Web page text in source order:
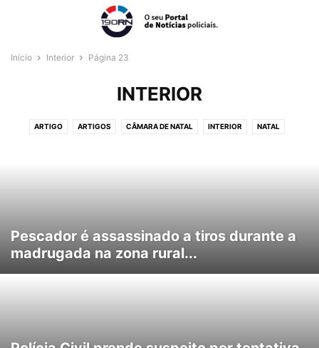
Início Interior Página 23
INTERIOR
ARTIGO ARTIGOS CÂMARA DE NATAL INTERIOR NATAL
Pescador é assassinado a tiros durante a
madrugada na zona rural...